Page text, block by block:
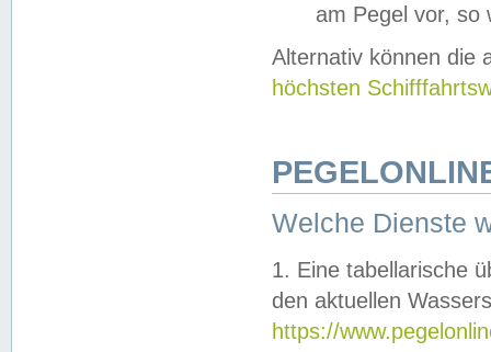
am Pegel vor,
Alternativ können die
höchsten
Welche Dienste
1. Eine tabellarische
den aktuellen
https://